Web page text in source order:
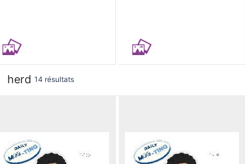
herd 14 résultats